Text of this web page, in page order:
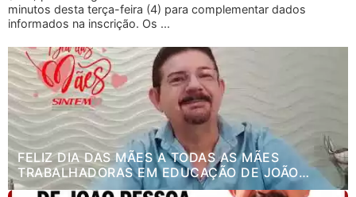
minutos desta terça-feira (4) para complementar dados
informados na inscrição. Os ...
FELIZ DIA DAS MÃES A TODAS AS MÃES
TRABALHADORAS EM EDUCAÇÃO DE JOÃO
PESSOA.